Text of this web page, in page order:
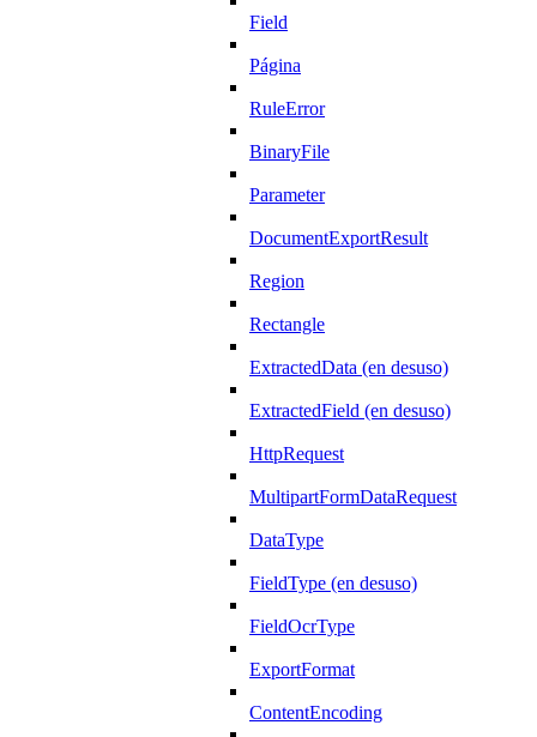
Field
Página
RuleError
BinaryFile
Parameter
DocumentExportResult
Region
Rectangle
ExtractedData (en desuso)
ExtractedField (en desuso)
HttpRequest
MultipartFormDataRequest
DataType
FieldType (en desuso)
FieldOcrType
ExportFormat
ContentEncoding